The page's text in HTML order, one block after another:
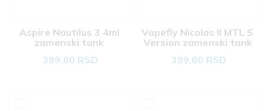
Aspire Nautilus 3 4ml
zamenski tank
399,00 RSD
Vapefly Nicolas II MTL S
Version zamenski tank
399,00 RSD